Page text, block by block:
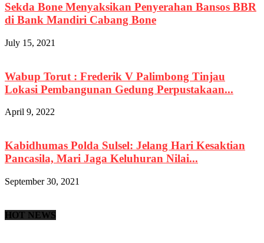
Sekda Bone Menyaksikan Penyerahan Bansos BBR
di Bank Mandiri Cabang Bone
July 15, 2021
Wabup Torut : Frederik V Palimbong Tinjau
Lokasi Pembangunan Gedung Perpustakaan...
April 9, 2022
Kabidhumas Polda Sulsel: Jelang Hari Kesaktian
Pancasila, Mari Jaga Keluhuran Nilai...
September 30, 2021
HOT NEWS